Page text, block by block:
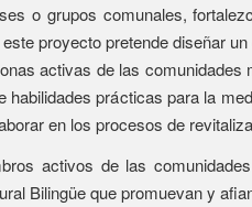
o grupos comunales,
proyecto pretende diseñar
activas de las
prácticas para la
en los procesos de
activos de las
Bilingüe que promuevan y